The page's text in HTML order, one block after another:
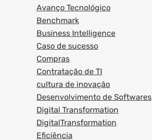
Avanço Tecnológico
Benchmark
Business Intelligence
Caso de sucesso
Compras
Contratação de TI
cultura de inovação
Desenvolvimento de Softwares
Digital Transformation
DigitalTransformation
Eficiência